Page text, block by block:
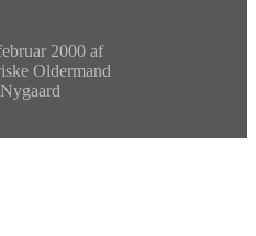
2000 af
Oldermand